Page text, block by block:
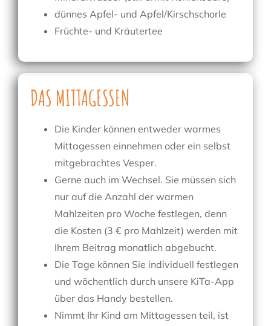
dünnes Apfel- und Apfel/Kirschschorle
Früchte- und Kräutertee
DAS MITTAGESSEN
Die Kinder können entweder warmes
Mittagessen einnehmen oder ein selbst
mitgebrachtes Vesper.
Gerne auch im Wechsel. Sie müssen sich
nur auf die Anzahl der warmen
Mahlzeiten pro Woche festlegen, denn
die Kosten (3 € pro Mahlzeit) werden mit
Ihrem Beitrag monatlich abgebucht.
Die Tage können Sie individuell festlegen
und wöchentlich durch unsere KiTa-App
über das Handy bestellen.
Nimmt Ihr Kind am Mittagessen teil, ist